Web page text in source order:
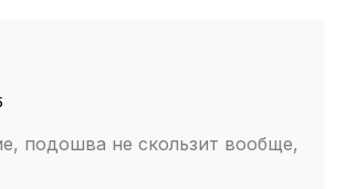
подошва не скользит вообще,